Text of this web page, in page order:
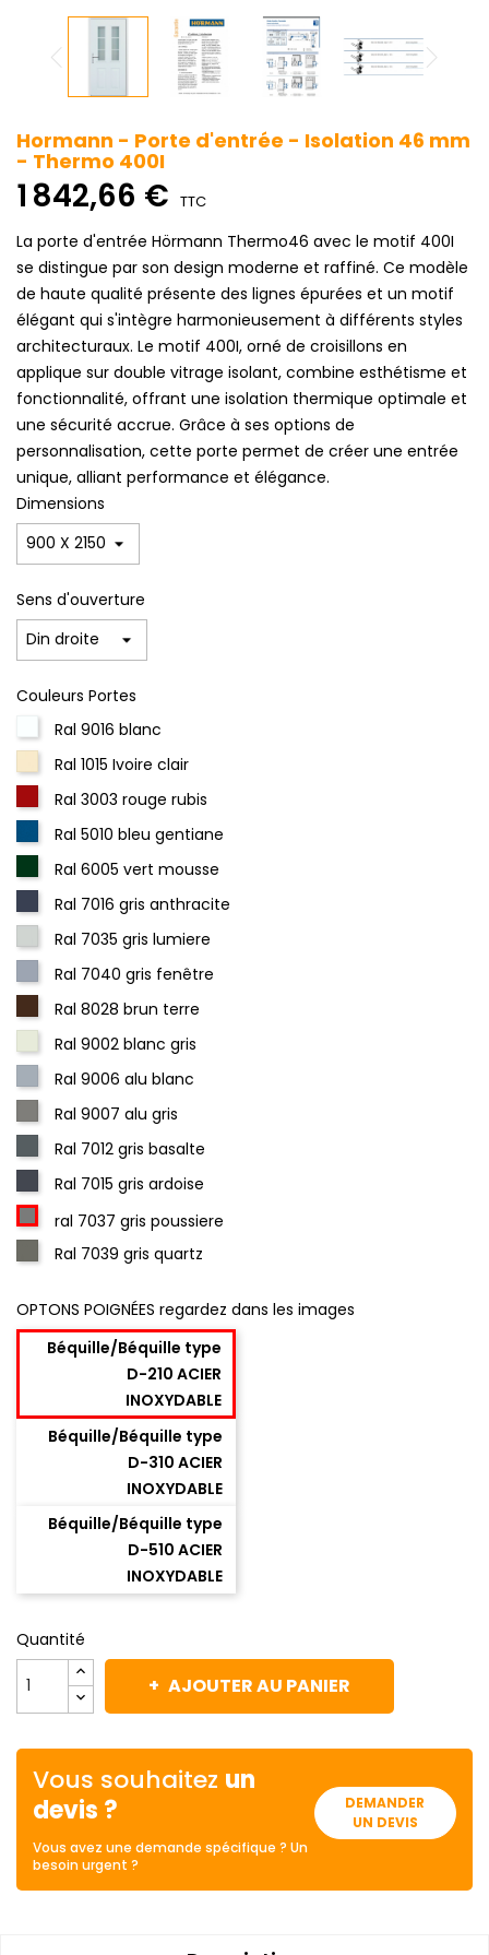
Hormann - Porte d'entrée - Isolation 46 mm
- Thermo 400I
1 842,66 € TTC
La porte d'entrée Hörmann Thermo46 avec le motif 400I
se distingue par son design moderne et raffiné. Ce modèle
de haute qualité présente des lignes épurées et un motif
élégant qui s'intègre harmonieusement à différents styles
architecturaux. Le motif 400I, orné de croisillons en
applique sur double vitrage isolant, combine esthétisme et
fonctionnalité, offrant une isolation thermique optimale et
une sécurité accrue. Grâce à ses options de
personnalisation, cette porte permet de créer une entrée
unique, alliant performance et élégance.
Dimensions
Sens d'ouverture
Couleurs Portes
Ral 9016 blanc
Ral 1015 Ivoire clair
Ral 3003 rouge rubis
Ral 5010 bleu gentiane
Ral 6005 vert mousse
Ral 7016 gris anthracite
Ral 7035 gris lumiere
Ral 7040 gris fenêtre
Ral 8028 brun terre
Ral 9002 blanc gris
Ral 9006 alu blanc
Ral 9007 alu gris
Ral 7012 gris basalte
Ral 7015 gris ardoise
ral 7037 gris poussiere
Ral 7039 gris quartz
OPTONS POIGNÉES regardez dans les images
Béquille/Béquille type
D-210 ACIER
INOXYDABLE
Béquille/Béquille type
D-310 ACIER
INOXYDABLE
Béquille/Béquille type
D-510 ACIER
INOXYDABLE
Quantité
AJOUTER AU PANIER
Vous souhaitez un
devis ?
Vous avez une demande spécifique ? Un
besoin urgent ?
DEMANDER
UN DEVIS